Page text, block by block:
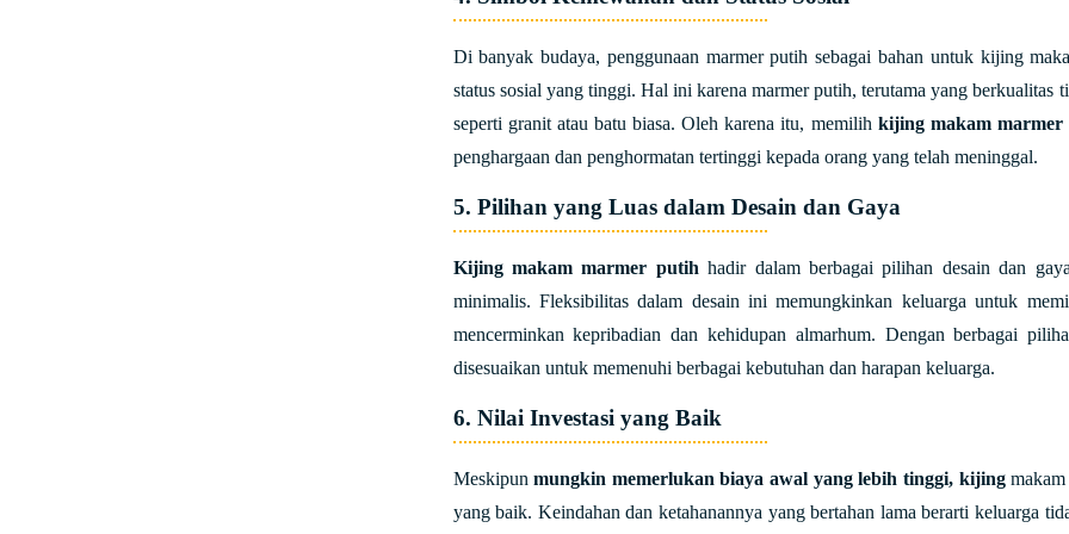
Di banyak budaya, penggunaan marmer putih sebagai bahan untuk kijing
status sosial yang tinggi. Hal ini karena marmer putih, terutama yang
seperti granit atau batu biasa. Oleh karena itu, memilih kijing makam marmer
penghargaan dan penghormatan tertinggi kepada orang yang telah meninggal.
5. Pilihan yang Luas dalam Desain dan Gaya
Kijing makam marmer putih hadir dalam berbagai pilihan desain dan
minimalis. Fleksibilitas dalam desain ini memungkinkan keluarga untuk
mencerminkan kepribadian dan kehidupan almarhum. Dengan berbagai
disesuaikan untuk memenuhi berbagai kebutuhan dan harapan keluarga.
6. Nilai Investasi yang Baik
Meskipunmungkin memerlukan biaya awal yang lebih tinggi, kijingmakam
yang baik. Keindahan dan ketahanannya yang bertahan lama berarti keluarga